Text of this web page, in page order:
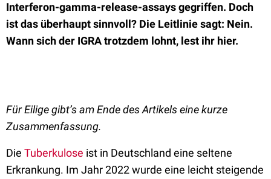
Interferon-gamma-release-assays gegriffen. Doch
ist das überhaupt sinnvoll? Die Leitlinie sagt: Nein.
Wann sich der IGRA trotzdem lohnt, lest ihr hier.
Für Eilige gibt’s am Ende des Artikels eine kurze
Zusammenfassung.
Die Tuberkulose ist in Deutschland eine seltene
Erkrankung. Im Jahr 2022 wurde eine leicht steigende